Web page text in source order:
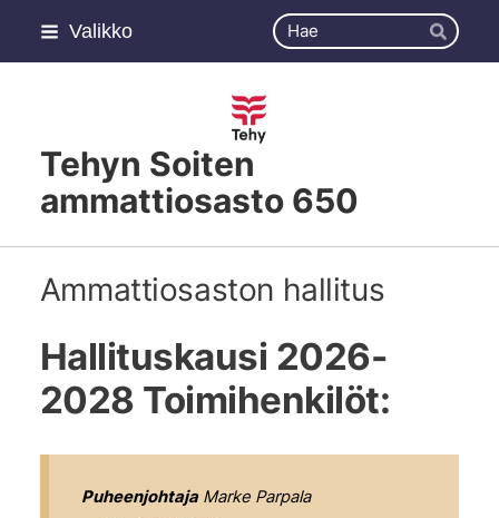
Siirry
sivun
sisältöön
Valikko Haku
Hae
Tehyn Soiten
ammattiosasto 650
Ammattiosaston hallitus
Hallituskausi 2026-
2028 Toimihenkilöt:
PuheenjohtajaMarke Parpala